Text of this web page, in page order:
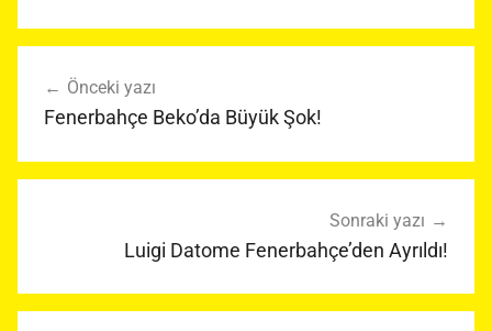
gezinmesi
Önceki yazı
Fenerbahçe Beko’da Büyük Şok!
Sonraki yazı
Luigi Datome Fenerbahçe’den Ayrıldı!